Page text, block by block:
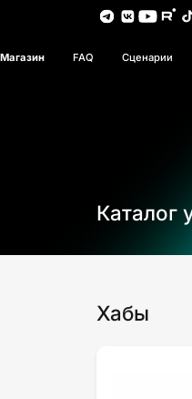
Магазин FAQ Сценарии
Каталог
Хабы